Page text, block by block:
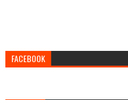
FACEBOOK